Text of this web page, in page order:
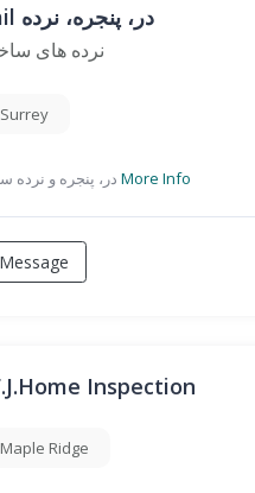
Rail در، پنجره، نرده
نرده های
Surrey
More Info
Inspection
Maple Ridge